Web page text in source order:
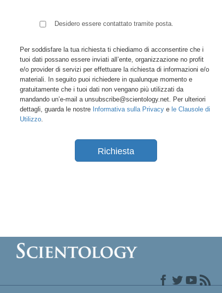
Desidero essere contattato tramite posta.
Per soddisfare la tua richiesta ti chiediamo di acconsentire che i
tuoi dati possano essere inviati all’ente, organizzazione no profit
e/o provider di servizi per effettuare la richiesta di informazioni e/o
materiali. In seguito puoi richiedere in qualunque momento e
gratuitamente che i tuoi dati non vengano più utilizzati da
mandando un’e-mail a unsubscribe@scientology.net. Per ulteriori
dettagli, guarda le nostre Informativa sulla Privacy e le Clausole di
Utilizzo.
Richiesta